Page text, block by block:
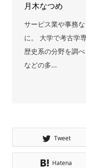
月木なつめ
サービス業や事務
に。 大学で考古学
歴史系の分野を調
などの多...
Tweet
Hatena